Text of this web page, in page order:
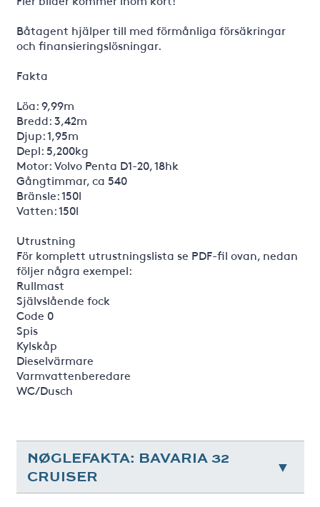
Båtagent hjälper till med förmånliga försäkringar
och finansieringslösningar.
Fakta
Löa: 9,99m
Bredd: 3,42m
Djup: 1,95m
Depl: 5,200kg
Motor: Volvo Penta D1-20, 18hk
Gångtimmar, ca 540
Bränsle: 150l
Vatten: 150l
Utrustning
För komplett utrustningslista se PDF-fil ovan, nedan
följer några exempel:
Rullmast
Självslående fock
Code 0
Spis
Kylskåp
Dieselvärmare
Varmvattenberedare
WC/Dusch
NØGLEFAKTA: BAVARIA 32
CRUISER